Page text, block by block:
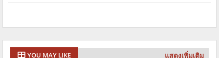
YOU MAY LIKE แสดงเพิ่มเติม